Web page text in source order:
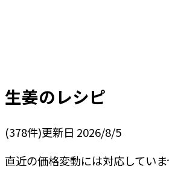
生姜のレシピ
(378件)更新日 2026/8/5
直近の価格変動には対応してい